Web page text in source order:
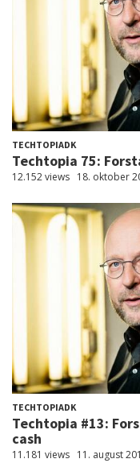
TECHTOPIADK
Techtopia 75:
12.152 views 18. oktober
TECHTOPIADK
Techtopia #13:
cash
11.181 views 11. august